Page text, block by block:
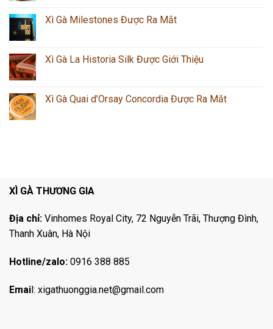
Xì Gà Milestones Được Ra Mắt
Xì Gà La Historia Silk Được Giới Thiệu
Xì Gà Quai d’Orsay Concordia Được Ra Mắt
XÌ GÀ THƯƠNG GIA
Địa chỉ: Vinhomes Royal City, 72 Nguyễn Trãi, Thượng Đình,
Thanh Xuân, Hà Nội
Hotline/zalo: 0916 388 885
Email: xigathuonggia.net@gmail.com